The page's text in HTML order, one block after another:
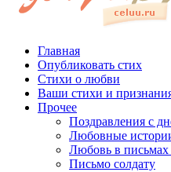
Главная
Опубликовать стих
Стихи о любви
Ваши стихи и
Прочее
Поздравления с
Любовные
Любовь в
Письмо солдату